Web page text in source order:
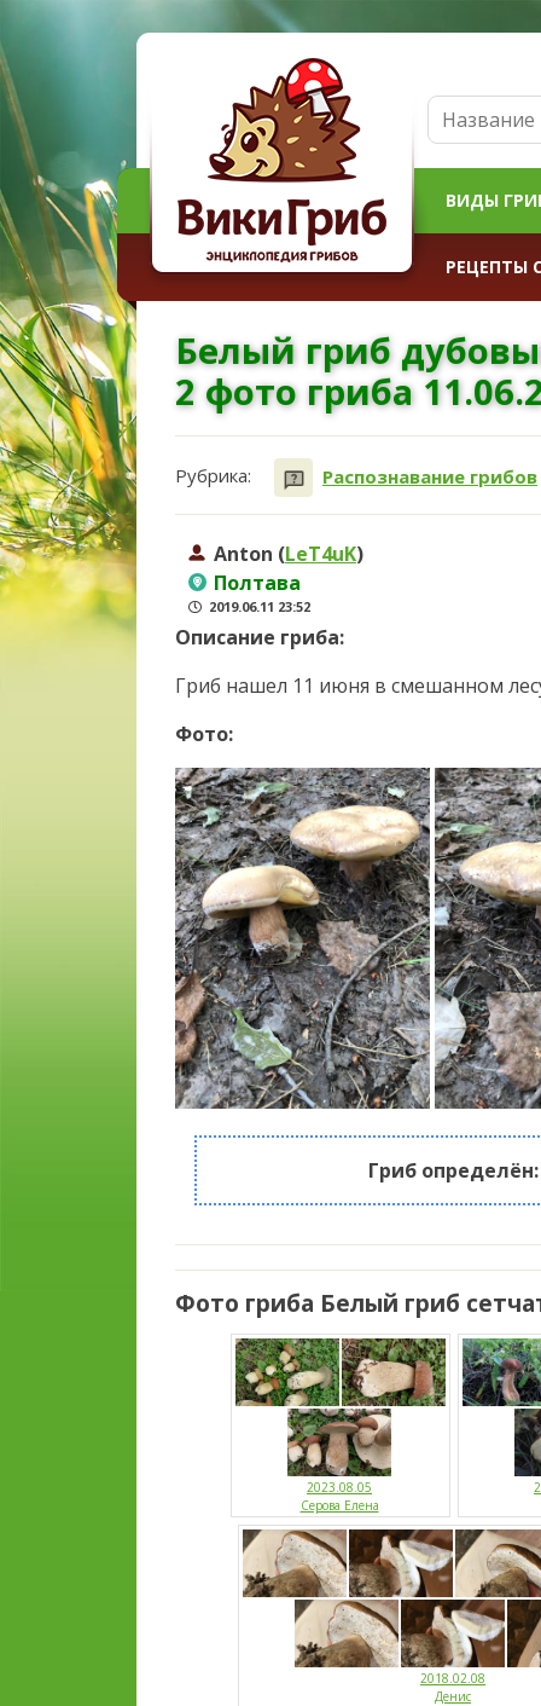
ВИДЫ
РЕЦЕПТЫ
Белый гриб
2 фото гриба
Рубрика: Распознавание грибов
Anton (LeT4uK)
Полтава
2019.06.11 23:52
Описание гриба:
Гриб нашел 11 июня в смешанном
Фото:
Гриб определён:
Фото гриба Белый гриб
2023.08.05
Серова Елена
2018.02.08
Денис